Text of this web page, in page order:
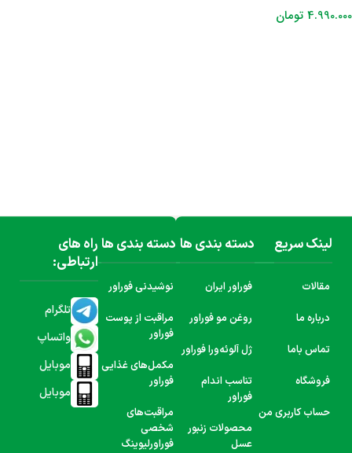
4.990.000 تومان
لینک سریع
مقالات
درباره ما
تماس باما
فروشگاه
حساب کاربری من
دسته بندی ها
فوراور ایران
روغن مو فوراور
ژل آلوئه‌ورا فوراور
تناسب اندام
فوراور
محصولات زنبور
عسل
دسته بندی ها
نوشیدنی فوراور
مراقبت از پوست
فوراور
مکمل‌های غذایی
فوراور
مراقبت‌های
شخصی
فوراورلیوینگ
راه های
ارتباطی:
تلگرام
واتساپ
موبایل
موبایل